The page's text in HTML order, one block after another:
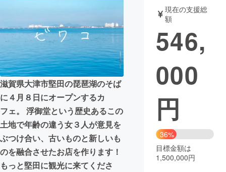
音楽
テクノロジー・ガジェット ゲーム・サ
映像・映画
ビジネス・起業
まちづくり・地域活性化
CAMPFIRE for Social Good
CAMPFIRE Creation
CAMPFIREふるさと納税
コミュニティ
滋賀県大津市堅田の琵琶湖のそば
に４月８日にオープンするカ
フェ。 浮御堂という歴史あるこの
土地で年齢の違う女３人が意見を
ぶつけ合い、古いものと新しいも
のを融合させたお店を作ります！
もっと堅田に観光に来てくださ
現在の支援総
額
546,
000
円
36%
目標金額は
1,500,000円